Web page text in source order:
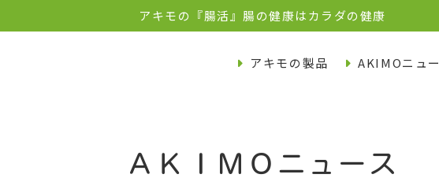
アキモの『腸活』腸の健康はカラダの健康
アキモの製品 AKIMOニュ
ＡＫＩＭＯニュース